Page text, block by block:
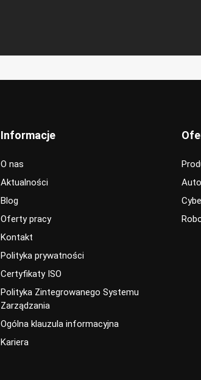
Informacje
O nas
Aktualności
Blog
Oferty pracy
Kontakt
Polityka prywatności
Certyfikaty ISO
Polityka Zintegrowanego Systemu
Zarządzania
Ogólna klauzula informacyjna
Kariera